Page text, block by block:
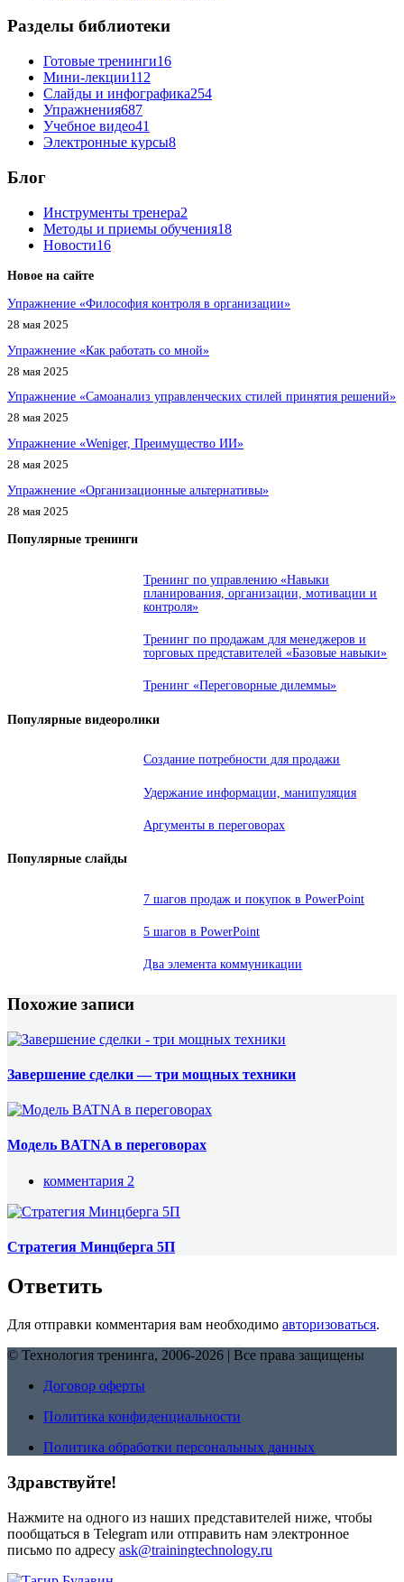
Разделы библиотеки
Готовые тренинги16
Мини-лекции112
Слайды и инфографика254
Упражнения687
Учебное видео41
Электронные курсы8
Блог
Инструменты тренера2
Методы и приемы обучения18
Новости16
Новое на сайте
Упражнение «Философия контроля в организации»
28 мая 2025
Упражнение «Как работать со мной»
28 мая 2025
Упражнение «Самоанализ управленческих стилей принятия решений»
28 мая 2025
Упражнение «Weniger, Преимущество ИИ»
28 мая 2025
Упражнение «Организационные альтернативы»
28 мая 2025
Популярные тренинги
Тренинг по управлению «Навыки
планирования, организации, мотивации и
контроля»
Тренинг по продажам для менеджеров и
торговых представителей «Базовые навыки»
Тренинг «Переговорные дилеммы»
Популярные видеоролики
Создание потребности для продажи
Удержание информации, манипуляция
Аргументы в переговорах
Популярные слайды
7 шагов продаж и покупок в PowerPoint
5 шагов в PowerPoint
Два элемента коммуникации
Похожие записи
Завершение сделки — три мощных техники
Модель BATNA в переговорах
комментария 2
Стратегия Минцберга 5П
Ответить
Для отправки комментария вам необходимо авторизоваться.
© Технология тренинга, 2006-2026 | Все права защищены
Договор оферты
Политика конфиденциальности
Политика обработки персональных данных
Здравствуйте!
Нажмите на одного из наших представителей ниже, чтобы
пообщаться в Telegram или отправить нам электронное
письмо по адресу ask@trainingtechnology.ru